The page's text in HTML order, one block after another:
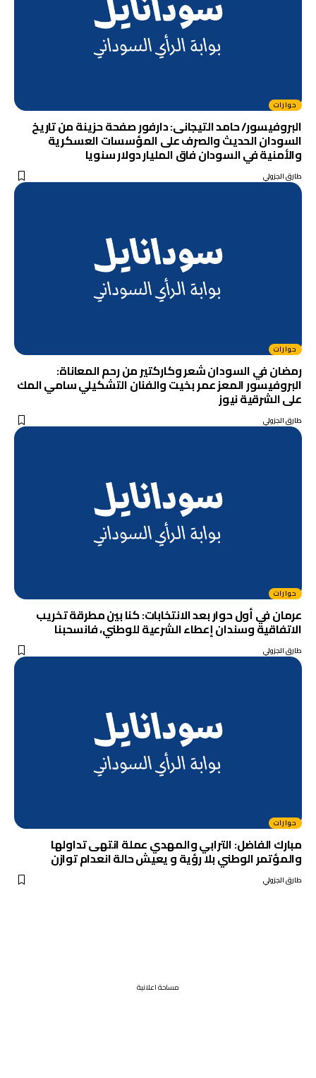
حوارات
البروفيسور/ حامد التيجانى: دارفور صفحة حزينة من تاريخ
السودان الحديث والصرف على المؤسسات العسكرية
والأمنية في السودان فاق المليار دولار سنويا
طارق الجزولي
حوارات
رمضان في السودان شعر وكاركتير من رحم المعاناة:
البروفيسور المعز عمر بخيت والفنان التشكيلي سامي المك
على الشرقية نيوز
طارق الجزولي
حوارات
عرمان في أول حوار بعد الانتخابات: كنا بين مطرقة تخريب
الاتفاقية وسندان إعطاء الشرعية للوطني، فانسحبنا
طارق الجزولي
حوارات
مبارك الفاضل: الترابي والمهدي عملة انتهى تداولها
والمؤتمر الوطني بلا رؤية و يعيش حالة انعدام توازن
طارق الجزولي
مساحة اعلانية